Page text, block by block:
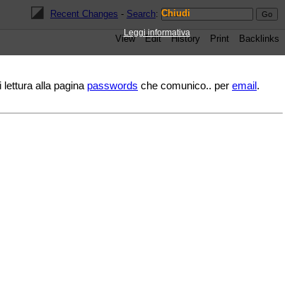
Recent Changes - Search:
View Edit History Print Backlinks
alla pagina passwords che comunico.. per email.
Chiudi
Leggi informativa